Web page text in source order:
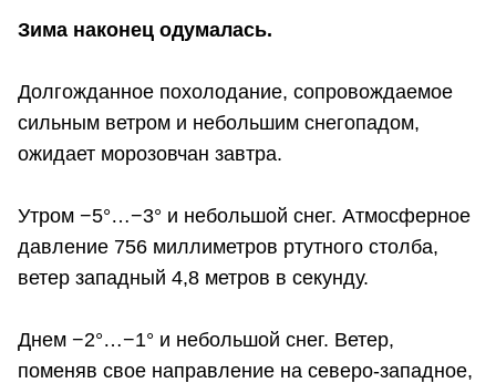
Зима наконец одумалась.
Долгожданное похолодание, сопровождаемое
сильным ветром и небольшим снегопадом,
ожидает морозовчан завтра.
Утром −5°…−3° и небольшой снег. Атмосферное
давление 756 миллиметров ртутного столба,
ветер западный 4,8 метров в секунду.
Днем −2°…−1° и небольшой снег. Ветер,
поменяв свое направление на северо-западное,